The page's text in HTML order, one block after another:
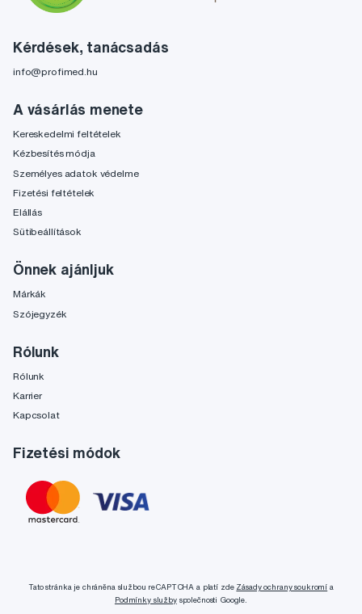
Kérdések, tanácsadás
info@profimed.hu
A vásárlás menete
Kereskedelmi feltételek
Kézbesítés módja
Személyes adatok védelme
Fizetési feltételek
Elállás
Sütibeállítások
Önnek ajánljuk
Márkák
Szójegyzék
Rólunk
Rólunk
Karrier
Kapcsolat
Fizetési módok
Tato stránka je chráněna službou reCAPTCHA a platí zde Zásady ochrany soukromí a
Podmínky službyspolečnosti Google.